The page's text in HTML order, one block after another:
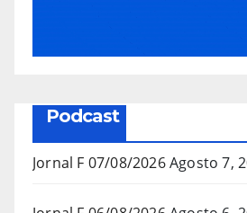
Podcast
Jornal F 07/08/2026Agosto 7,